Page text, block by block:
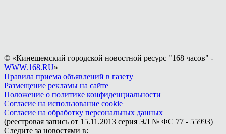
© «Кинешемский городской новостной ресурс "168 часов" -
WWW.168.RU»
Правила приема объявлений в газету
Размещение рекламы на сайте
Положение о политике конфиденциальности
Согласие на использование cookie
Согласие на обработку персональных данных
(реестровая запись от 15.11.2013 серия ЭЛ № ФС 77 - 55993)
Следите за новостями в: